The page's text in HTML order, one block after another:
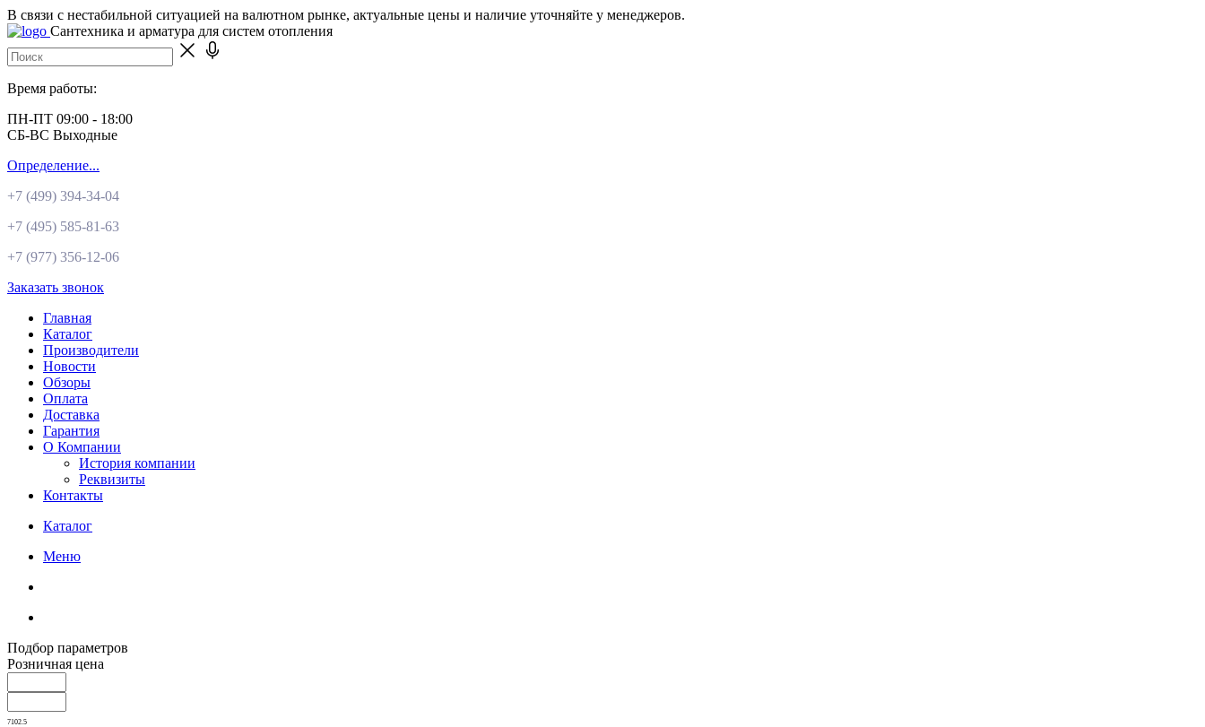
В связи с нестабильной ситуацией на валютном рынке, актуальные цены и наличие уточняйте у менеджеров.
Сантехника и арматура для систем отопления
Время работы:
ПН-ПТ 09:00 - 18:00
СБ-ВС Выходные
Определение...
+7 (499) 394-34-04
+7 (495) 585-81-63
+7 (977) 356-12-06
Заказать звонок
Главная
Каталог
Производители
Новости
Обзоры
Оплата
Доставка
Гарантия
О Компании
История компании
Реквизиты
Контакты
Каталог
Меню
Подбор параметров
Розничная цена
7102.5